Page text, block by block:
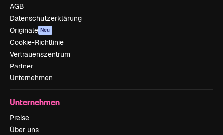
AGB
Datenschutzerklärung
Originale Neu
Cookie-Richtlinie
Vertrauenszentrum
Partner
Unternehmen
Unternehmen
Preise
Über uns